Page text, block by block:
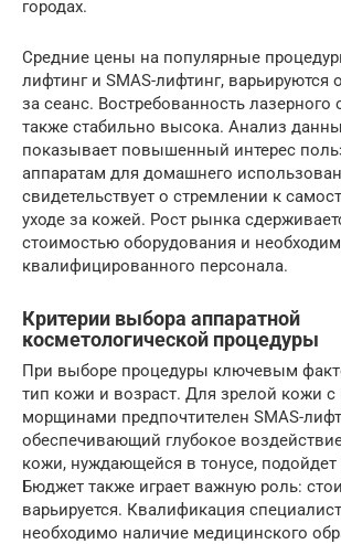
городах.
Средние цены на популярные
лифтинг и SMAS-лифтинг, варьируются
за сеанс. Востребованность
также стабильно высока. Анализ
показывает повышенный интерес
аппаратам для домашнего
свидетельствует о стремлении к
уходе за кожей. Рост рынка
стоимостью оборудования и
квалифицированного персонала.
Критерии выбора аппаратной
косметологической процедуры
При выборе процедуры ключевым
тип кожи и возраст. Для зрелой кожи
морщинами предпочтителен SMAS-
обеспечивающий глубокое
кожи, нуждающейся в тонусе, подойдет
Бюджет также играет важную роль:
варьируется. Квалификация
необходимо наличие медицинского